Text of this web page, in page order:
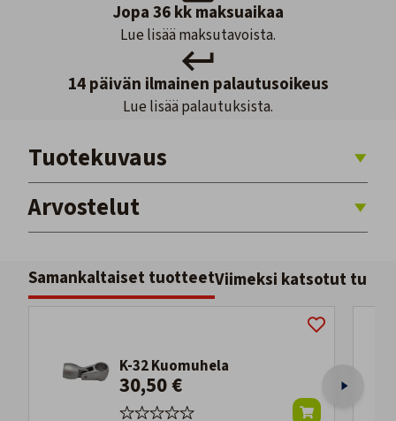
Jopa 36 kk maksuaikaa
Lue lisää maksutavoista.
14 päivän ilmainen palautusoikeus
Lue lisää palautuksista.
Tuotekuvaus
Arvostelut
Samankaltaiset tuotteetViimeksi katsotut
K-32 Kuomuhela
30,50 €